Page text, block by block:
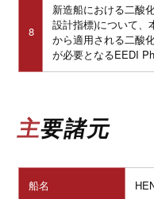
8
新造船における二酸
設計指標)について、
から適用される二酸
が必要となるEEDI
主要諸元
船名